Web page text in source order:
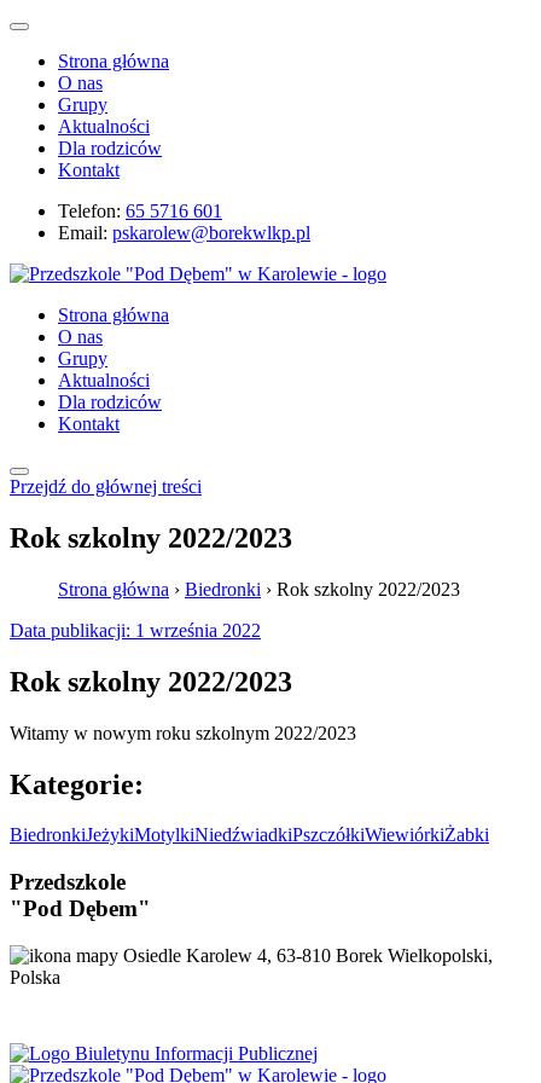
Strona główna
O nas
Grupy
Aktualności
Dla rodziców
Kontakt
Telefon: 65 5716 601
Email: pskarolew@borekwlkp.pl
Strona główna
O nas
Grupy
Aktualności
Dla rodziców
Kontakt
Przejdź do głównej treści
Rok szkolny 2022/2023
Strona główna › Biedronki › Rok szkolny 2022/2023
Data publikacji: 1 września 2022
Rok szkolny 2022/2023
Witamy w nowym roku szkolnym 2022/2023
Kategorie:
BiedronkiJeżykiMotylkiNiedźwiadkiPszczółkiWiewiórkiŻabki
Przedszkole
"Pod Dębem"
Osiedle Karolew 4, 63-810 Borek Wielkopolski,
Polska